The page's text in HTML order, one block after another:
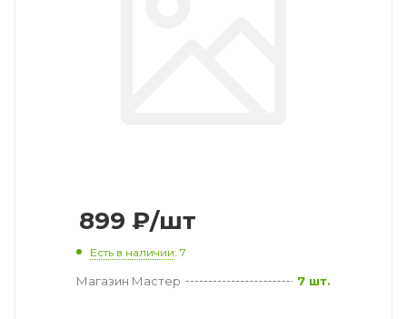
899 ₽/шт
Есть в наличии: 7
Магазин Мастер 7 шт.